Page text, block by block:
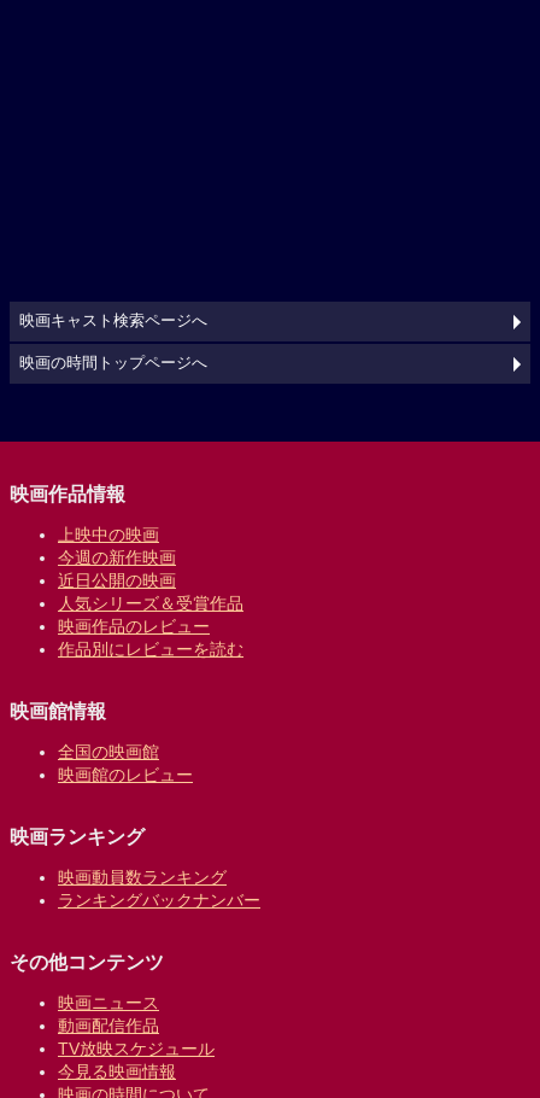
映画キャスト検索ページへ
映画の時間トップページへ
映画作品情報
上映中の映画
今週の新作映画
近日公開の映画
人気シリーズ＆受賞作品
映画作品のレビュー
作品別にレビューを読む
映画館情報
全国の映画館
映画館のレビュー
映画ランキング
映画動員数ランキング
ランキングバックナンバー
その他コンテンツ
映画ニュース
動画配信作品
TV放映スケジュール
今見る映画情報